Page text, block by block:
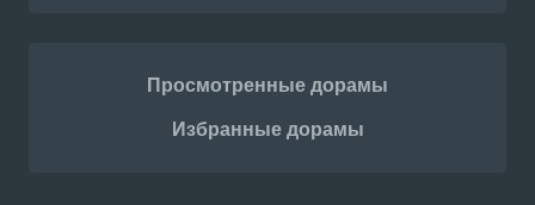
Просмотренные дорамы
Избранные дорамы